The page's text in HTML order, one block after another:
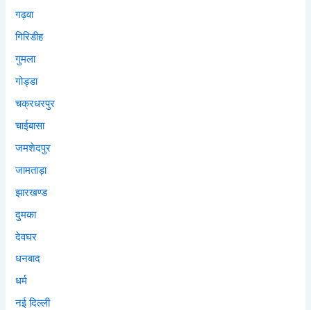
गढ़वा
गिरिडीह
गुमला
गोड्डा
चक्रधरपुर
चाईबासा
जमशेदपुर
जामताड़ा
झारखण्ड
दुमका
देवघर
धनबाद
धर्म
नई दिल्ली